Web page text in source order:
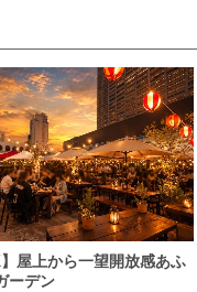
】屋上から一望開放感あふ
ーデン